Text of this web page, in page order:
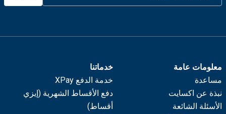
معلومات عامة
مساعدة
نبذة عن اكسايت
الأسئلة الشائعة
خدماتنا
خدمة الدفع XPay
دفع الأقساط الشهرية (إيزي
أقساط)